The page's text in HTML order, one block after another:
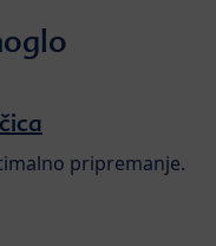
pripremanje.